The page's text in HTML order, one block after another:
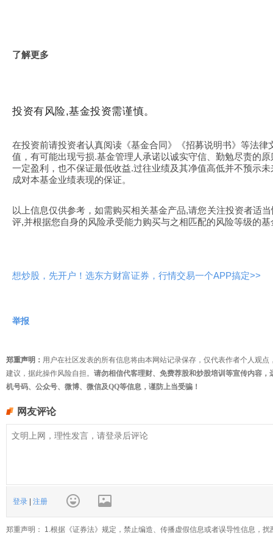
了解更多
投资有风险,基金投资需谨慎。
在投资前请投资者认真阅读《基金合同》《招募说明书》等法律
值，有可能出现亏损.基金管理人承诺以诚实守信、勤勉尽责的
一定盈利，也不保证最低收益.过往业绩及其净值高低并不预示
成对本基金业绩表现的保证。
以上信息仅供参考，如需购买相关基金产品,请您关注投资者适
评,并根据您自身的风险承受能力购买与之相匹配的风险等级的基
想炒股，先开户！选东方财富证券，行情交易一个APP搞定>>
举报
郑重声明： 用户在社区发表的所有信息将由本网站记录保存，仅代表作者个人观
建议，据此操作风险自担。 请勿相信代客理财、免费荐股和炒股培训等宣传内容
机号码、公众号、微博、微信及QQ等信息，谨防上当受骗！
网友评论
登录 注册
郑重声明： 1.根据《证券法》规定，禁止编造、传播虚假信息或者误导性信息，